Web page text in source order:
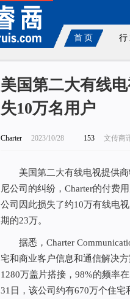
首页 行
美国第二大有线
失10万名用户
Charter 2023/10/28 153 文传商
美国第二大有线电视提供商
尼公司的纠纷，Charter的付费
公司因此损失了约10万有线电
期的23万。
据悉，Charter
宅和商业客户信息和通信解决
1280万盖片搭接，98%的频率
31日，该公司约有670万个住